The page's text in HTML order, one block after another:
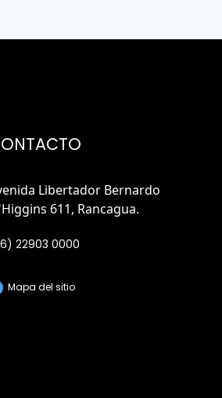
Libertador Bernardo
611, Rancagua.
22903 0000
Mapa del sitio